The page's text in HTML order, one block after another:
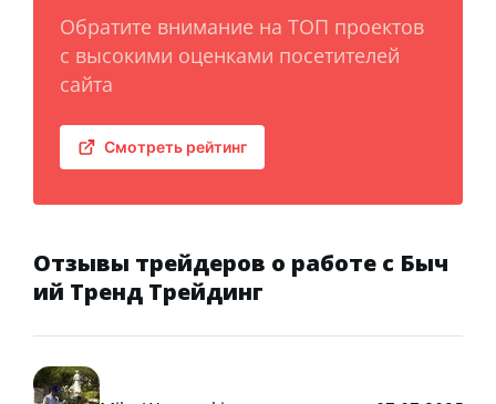
Обратите внимание на ТОП проектов
с высокими оценками посетителей
сайта
Смотреть рейтинг
Отзывы трейдеров о работе с Быч
ий Тренд Трейдинг